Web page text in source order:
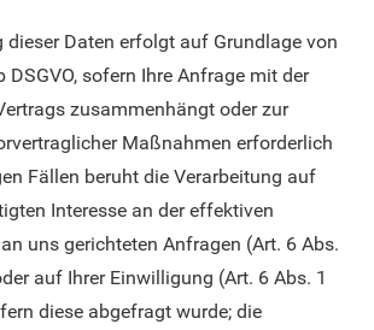
dieser Daten erfolgt auf Grundlage von
DSGVO, sofern Ihre Anfrage mit der
zusammenhängt oder zur
Maßnahmen erforderlich
Fällen beruht die Verarbeitung auf
Interesse an der effektiven
uns gerichteten Anfragen (Art. 6 Abs.
auf Ihrer Einwilligung (Art. 6 Abs. 1
diese abgefragt wurde; die